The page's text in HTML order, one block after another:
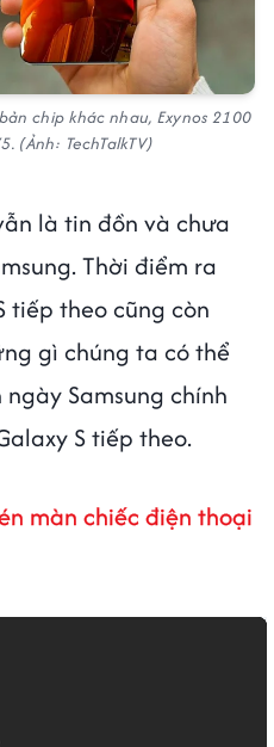
chip khác nhau, Exynos 2100
(Ảnh: TechTalkTV)
là tin đồn và chưa
Thời điểm ra
tiếp theo cũng còn
gì chúng ta có thể
Samsung chính
S tiếp theo.
màn chiếc điện thoại